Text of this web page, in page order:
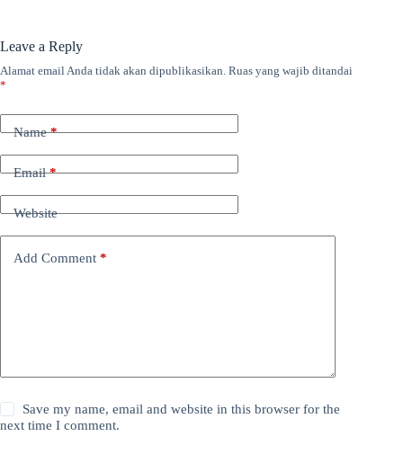
Leave a Reply
Alamat email Anda tidak akan dipublikasikan. Ruas yang wajib ditandai
*
Name*
Email*
Website
Add Comment *
Save my name, email and website in this browser for the
next time I comment.